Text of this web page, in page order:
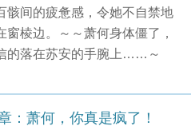
骸间的疲惫感，令她不自禁地
棱边。～～萧何身体僵了，
的落在苏安的手腕上……～
：萧何，你真是疯了！